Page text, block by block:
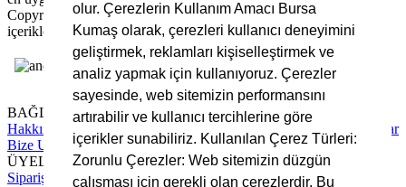
olur. Çerezlerin Kullanım Amacı Bursa
Kumaş olarak, çerezleri kullanıcı deneyimini
geliştirmek, reklamları kişiselleştirmek ve
analiz yapmak için kullanıyoruz. Çerezler
sayesinde, web sitemizin performansını
artırabilir ve kullanıcı tercihlerine göre
içerikler sunabiliriz. Kullanılan Çerez Türleri:
Zorunlu Çerezler: Web sitemizin düzgün
çalışması için gerekli olan çerezlerdir. Bu
Copyright © 2025 Bursa Kumaş, Tüm Hakları Saklıdır. Site
içerikleri ve görsellerin izinsiz kullanımı yasaktır.
BAĞLANTILAR
Hakkımızda
Sıkça Sorulan Sorular
Bize Ulaşın
ÜYELİK
Sipariş TakipHesap Numaralarımız Üyelik SözleşmesiÖdeme